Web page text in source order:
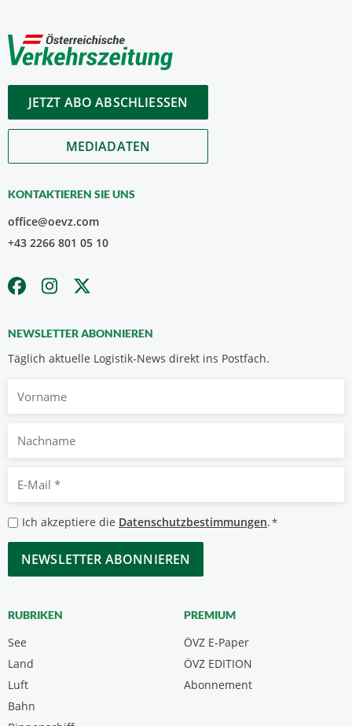
JETZT ABO ABSCHLIESSEN
MEDIADATEN
KONTAKTIEREN SIE UNS
office@oevz.com
+43 2266 801 05 10
NEWSLETTER ABONNIEREN
Täglich aktuelle Logistik-News direkt ins Postfach.
Nachname
Mail
*
Datenschutzbestimmungen
*
Ich akzeptiere die Datenschutzbestimmungen.*
CAPTCHA
RUBRIKEN
See
Land
Luft
Bahn
PREMIUM
ÖVZ E-Paper
Abonnement
ÖVZ EDITION